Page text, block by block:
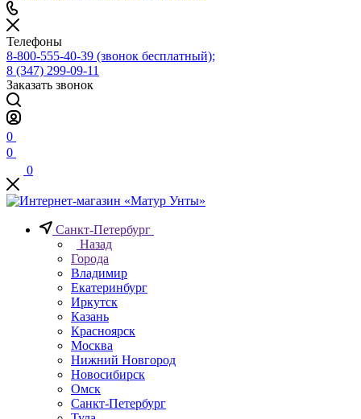
Телефоны
8-800-555-40-39 (звонок бесплатный);
8 (347) 299-09-11
Заказать звонок
0
0
0
Санкт-Петербург
Назад
Города
Владимир
Екатеринбург
Иркутск
Казань
Красноярск
Москва
Нижний Новгород
Новосибирск
Омск
Санкт-Петербург